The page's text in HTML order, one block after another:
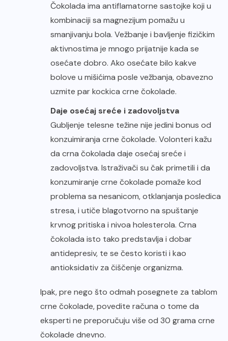
Čokolada ima antiflamatorne sastojke koji u
kombinaciji sa magnezijum pomažu u
smanjivanju bola. Vežbanje i bavljenje fizičkim
aktivnostima je mnogo prijatnije kada se
osećate dobro. Ako osećate bilo kakve
bolove u mišićima posle vežbanja, obavezno
uzmite par kockica crne čokolade.
Daje osećaj sreće i zadovoljstva
Gubljenje telesne težine nije jedini bonus od
konzuimiranja crne čokolade. Volonteri kažu
da crna čokolada daje osećaj sreće i
zadovoljstva. Istraživači su čak primetili i da
konzumiranje crne čokolade pomaže kod
problema sa nesanicom, otklanjanja posledica
stresa, i utiče blagotvorno na spuštanje
krvnog pritiska i nivoa holesterola. Crna
čokolada isto tako predstavlja i dobar
antidepresiv, te se često koristi i kao
antioksidativ za čiščenje organizma.
Ipak, pre nego što odmah posegnete za tablom
crne čokolade, povedite računa o tome da
eksperti ne preporučuju više od 30 grama crne
čokolade dnevno.